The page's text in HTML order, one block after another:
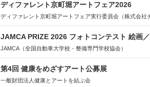
ディファレント京町堀アートフェア2026
ディファレント京町堀アートフェア実行委員会（株式会社
JAMCA PRIZE 2026 フォトコンテスト 絵画
JAMCA（全国自動車大学校・整備専門学校協会）
第4回 健康をめざすアート公募展
一般財団法人健康とアートを結ぶ会